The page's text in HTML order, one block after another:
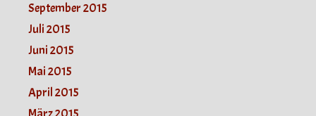
September 2015
Juli 2015
Juni 2015
Mai 2015
April 2015